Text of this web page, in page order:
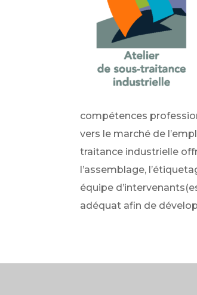
compétences
vers le marché de
traitance industrielle
l’assemblage,
équipe
adéquat afin de